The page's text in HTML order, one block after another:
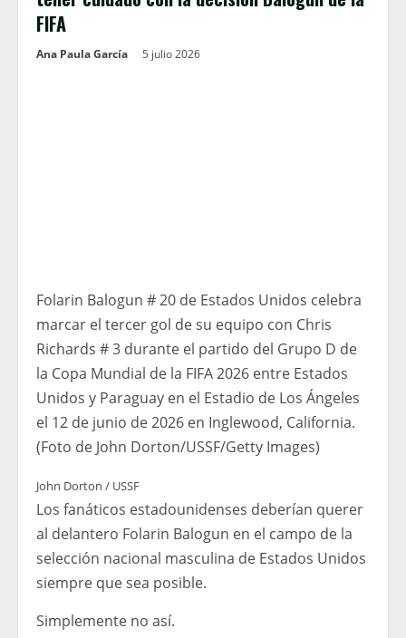
FIFA
Ana Paula García 5 julio 2026
Folarin Balogun # 20 de Estados Unidos celebra
marcar el tercer gol de su equipo con Chris
Richards # 3 durante el partido del Grupo D de
la Copa Mundial de la FIFA 2026 entre Estados
Unidos y Paraguay en el Estadio de Los Ángeles
el 12 de junio de 2026 en Inglewood, California.
(Foto de John Dorton/USSF/Getty Images)
John Dorton / USSF
Los fanáticos estadounidenses deberían querer
al delantero Folarin Balogun en el campo de la
selección nacional masculina de Estados Unidos
siempre que sea posible.
Simplemente no así.